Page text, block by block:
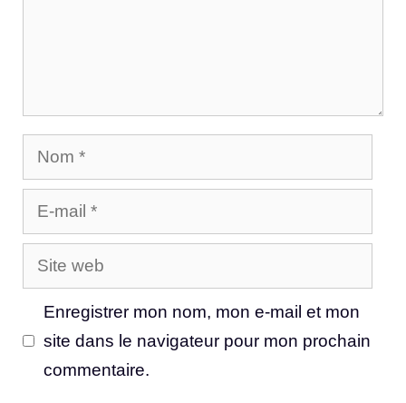
Nom
E-
mail
Site
web
Enregistrer mon nom, mon e-mail et mon
site dans le navigateur pour mon prochain
commentaire.